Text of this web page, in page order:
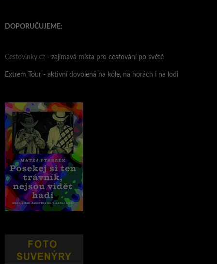
DOPORUČUJEME:
Cestovinky.cz - zajímavá místa pro cestování po světě
Extrem Tour - aktivní dovolená na kole, na horách i na lodi